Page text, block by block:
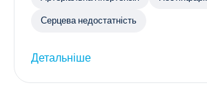
Серцева недостатність
Детальніше